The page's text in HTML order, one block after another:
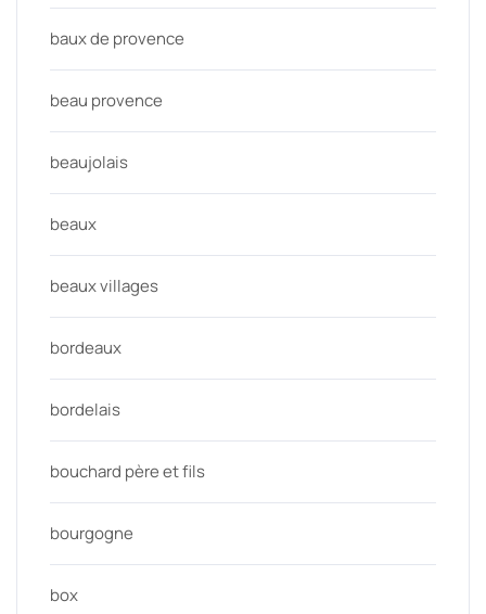
baux de provence
beau provence
beaujolais
beaux
beaux villages
bordeaux
bordelais
bouchard père et fils
bourgogne
box